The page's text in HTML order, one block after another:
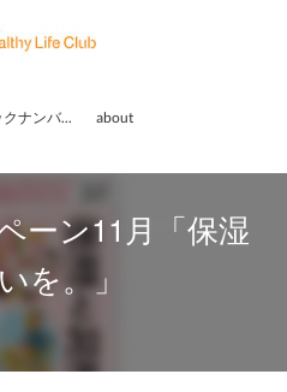
Lifeバックナンバー about
ーン11月「保湿
を。」